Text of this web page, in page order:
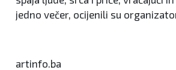
jedno večer, ocijenili su
artinfo.ba